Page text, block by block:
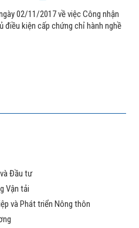
02/11/2017 về việc Công nhận
điều kiện cấp chứng chỉ hành nghề
Đầu tư
Vận tải
và Phát triển Nông thôn